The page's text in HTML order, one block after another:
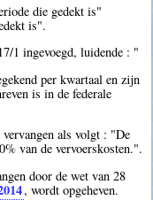
die gedekt is"
is".
1 ingevoegd, luidende : "
per kwartaal en zijn
is in de federale
als volgt : "De
van de vervoerskosten.".
door de wet van 28
, wordt opgeheven.